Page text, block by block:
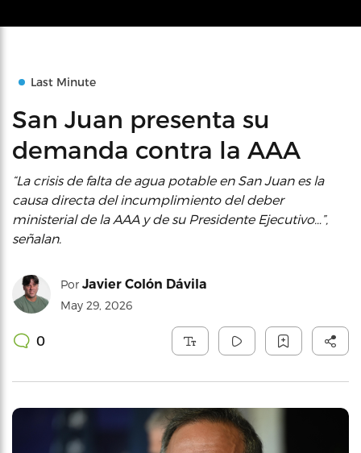
Last Minute
San Juan presenta su
demanda contra la AAA
“La crisis de falta de agua potable en San Juan es la
causa directa del incumplimiento del deber
ministerial de la AAA y de su Presidente Ejecutivo…”,
señalan.
Por Javier Colón Dávila
May 29, 2026
0